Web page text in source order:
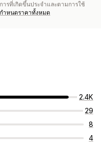
ารที่เกิดขึ้นประจำและตามการใช้
ำหนดราคาทั้งหมด
2.4K
29
8
4